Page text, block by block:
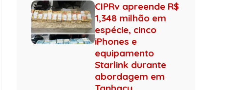
CIPRv apreende R$
1,348 milhão em
espécie, cinco
iPhones e
equipamento
Starlink durante
abordagem em